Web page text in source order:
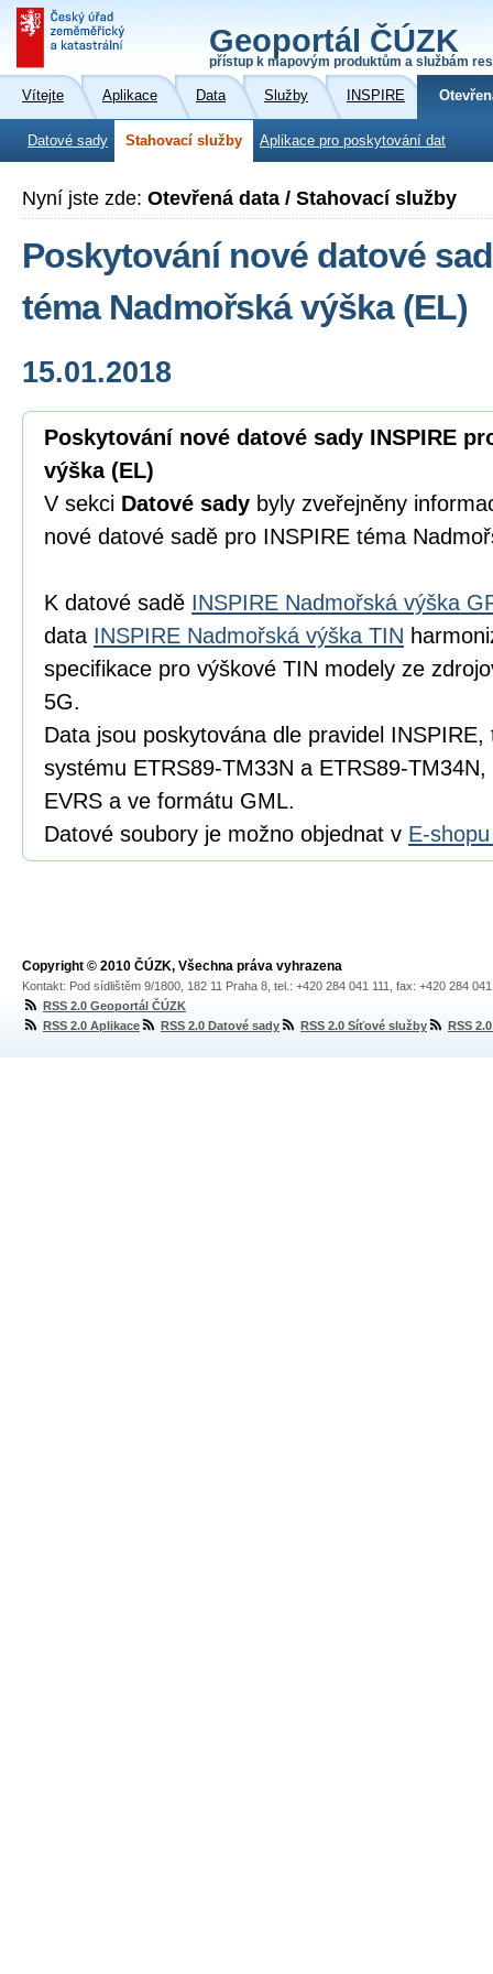
Geoportál ČÚZK
přístup k mapovým produktům a službám
Vítejte Aplikace Data Služby INSPIRE
Datové sady Stahovací služby Aplikace pro poskytování dat
Nyní jste zde: Otevřená data / Stahovací služby
Poskytování nové datové
téma Nadmořská výška (EL)
15.01.2018
Poskytování nové datové sady INSPIRE
výška (EL)
V sekci Datové sady byly zveřejněny
nové datové sadě pro INSPIRE téma
K datové sadě INSPIRE Nadmořská výška
data INSPIRE Nadmořská výška TIN
specifikace pro výškové TIN modely ze
5G.
Data jsou poskytována dle pravidel
systému ETRS89-TM33N a ETRS89-
EVRS a ve formátu GML.
Datové soubory je možno objednat v E-
Copyright © 2010 ČÚZK, Všechna práva vyhrazena
Kontakt: Pod sídlištěm 9/1800, 182 11 Praha 8, tel.: +420 284 041 111, fax: +420 284
RSS 2.0 Geoportál ČÚZK
RSS 2.0 Aplikace
RSS 2.0 Datové sady RSS 2.0 Síťové služby RSS